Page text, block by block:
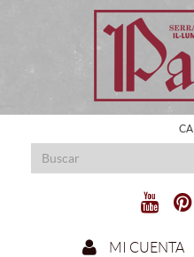
CA
MI CUENTA